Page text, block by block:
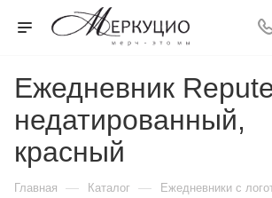
Ежедневник
недатированный,
красный
Главная — Каталог — Ежедневники c